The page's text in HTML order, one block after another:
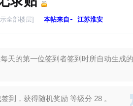
全部楼层] 本帖来自- 江苏淮安
天的第一位签到者签到时所自动生成
到，获得随机奖励 等级分 28 。